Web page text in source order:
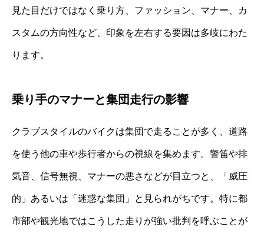
見た目だけではなく乗り方、ファッション、マナー、カ
スタムの方向性など、印象を左右する要因は多岐にわた
ります。
乗り手のマナーと集団走行の影響
クラブスタイルのバイクは集団で走ることが多く、道路
を使う他の車や歩行者からの視線を集めます。警笛や排
気音、信号無視、マナーの悪さなどが目立つと、「威圧
的」あるいは「迷惑な集団」と見られがちです。特に都
市部や観光地ではこうした走りが強い批判を呼ぶことが